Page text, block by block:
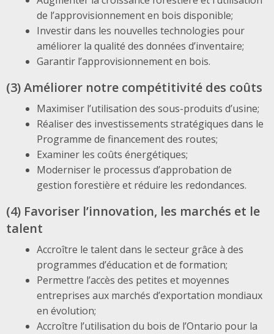
de l’approvisionnement en bois disponible;
Investir dans les nouvelles technologies pour
améliorer la qualité des données d’inventaire;
Garantir l’approvisionnement en bois.
(3) Améliorer notre compétitivité des coûts
Maximiser l’utilisation des sous-produits d’usine;
Réaliser des investissements stratégiques dans le
Programme de financement des routes;
Examiner les coûts énergétiques;
Moderniser le processus d’approbation de
gestion forestière et réduire les redondances.
(4) Favoriser l’innovation, les marchés et le
talent
Accroître le talent dans le secteur grâce à des
programmes d’éducation et de formation;
Permettre l’accès des petites et moyennes
entreprises aux marchés d’exportation mondiaux
en évolution;
Accroître l’utilisation du bois de l’Ontario pour la